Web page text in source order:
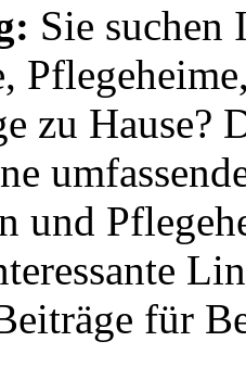
Sie suchen
zu Hause?
und
für